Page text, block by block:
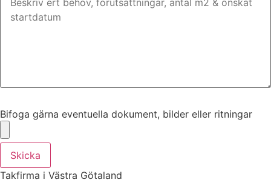
Bifoga gärna eventuella dokument, bilder eller ritningar
Skicka
Takfirma i Västra Götaland